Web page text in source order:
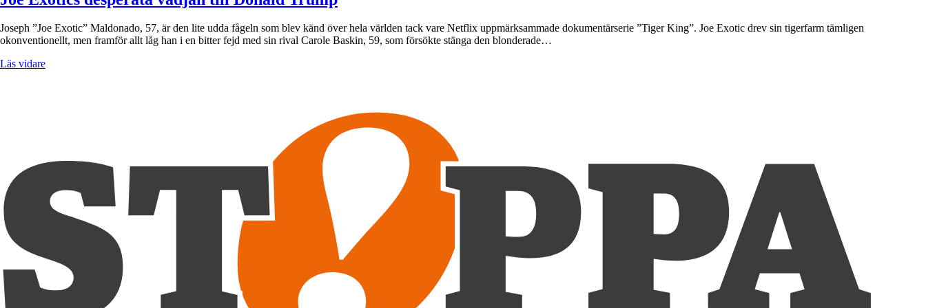
Joseph ”Joe Exotic” Maldonado, 57, är den lite udda fågeln som blev känd över hela världen tack vare Netflix uppmärksammade dokumentärserie ”Tiger King”. Joe Exotic drev sin tigerfarm tämligen
okonventionellt, men framför allt låg han i en bitter fejd med sin rival Carole Baskin, 59, som försökte stänga den blonderade…
Läs vidare